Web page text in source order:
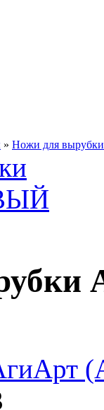
» Ножи для вырубки